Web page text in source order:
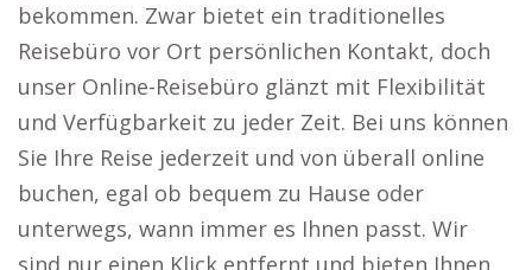
bekommen. Zwar bietet ein traditionelles
Reisebüro vor Ort persönlichen Kontakt, doch
unser Online-Reisebüro glänzt mit Flexibilität
und Verfügbarkeit zu jeder Zeit. Bei uns können
Sie Ihre Reise jederzeit und von überall online
buchen, egal ob bequem zu Hause oder
unterwegs, wann immer es Ihnen passt. Wir
sind nur einen Klick entfernt und bieten Ihnen